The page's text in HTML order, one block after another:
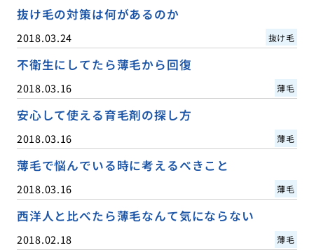
抜け毛の対策は何があるのか
2018.03.24 抜け毛
不衛生にしてたら薄毛から回復
2018.03.16 薄毛
安心して使える育毛剤の探し方
2018.03.16 薄毛
薄毛で悩んでいる時に考えるべきこと
2018.03.16 薄毛
西洋人と比べたら薄毛なんて気にならない
2018.02.18 薄毛